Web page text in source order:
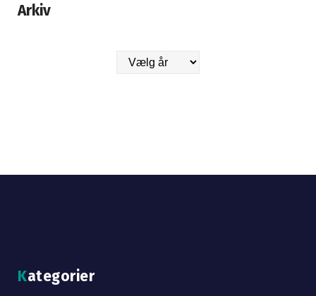
Arkiv
Kategorier